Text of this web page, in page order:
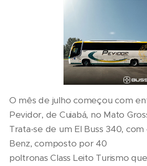
O mês de julho começou com
Pevidor, de Cuiabá, no Mato
Trata-se de um El Buss 340, com
Benz, composto por 40
poltronas Class Leito Turismo